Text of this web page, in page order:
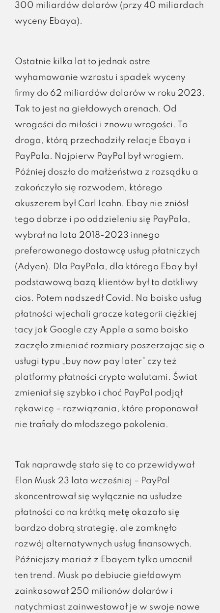
300 miliardów dolarów (przy 40 miliardach
wyceny Ebaya).
Ostatnie kilka lat to jednak ostre
wyhamowanie wzrostu i spadek wyceny
firmy do 62 miliardów dolarów w roku 2023.
Tak to jest na giełdowych arenach. Od
wrogości do miłości i znowu wrogości. To
droga, którą przechodziły relacje Ebaya i
PayPala. Najpierw PayPal był wrogiem.
Później doszło do małżeństwa z rozsądku a
zakończyło się rozwodem, którego
akuszerem był Carl Icahn. Ebay nie zniósł
tego dobrze i po oddzieleniu się PayPala,
wybrał na lata 2018-2023 innego
preferowanego dostawcę usług płatniczych
(Adyen). Dla PayPala, dla którego Ebay był
podstawową bazą klientów był to dotkliwy
cios. Potem nadszedł Covid. Na boisko usług
płatności wjechali gracze kategorii ciężkiej
tacy jak Google czy Apple a samo boisko
zaczęło zmieniać rozmiary poszerzając się o
usługi typu „buy now pay later” czy też
platformy płatności crypto walutami. Świat
zmieniał się szybko i choć PayPal podjął
rękawicę – rozwiązania, które proponował
nie trafiały do młodszego pokolenia.
Tak naprawdę stało się to co przewidywał
Elon Musk 23 lata wcześniej – PayPal
skoncentrował się wyłącznie na usłudze
płatności co na krótką metę okazało się
bardzo dobrą strategię, ale zamknęło
rozwój alternatywnych usług finansowych.
Późniejszy mariaż z Ebayem tylko umocnił
ten trend. Musk po debiucie giełdowym
zainkasował 250 milionów dolarów i
natychmiast zainwestował je w swoje nowe